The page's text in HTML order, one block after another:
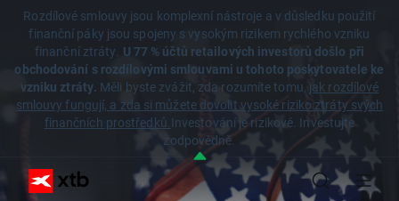
Rozdílové smlouvy jsou komplexní nástroje a v důsledku použití
finanční páky jsou spojeny s vysokým rizikem rychlého vzniku
finanční ztráty. U 77 % účtů retailových investorů došlo při
obchodování s rozdílovými smlouvami u tohoto poskytovatele ke
vzniku ztráty. Měli byste zvážit, zda rozumíte tomu, jak rozdílové
smlouvy fungují, a zda si můžete dovolit vysoké riziko ztráty svých
finančních prostředků.Investování je rizikové. Investujte
zodpovědně.